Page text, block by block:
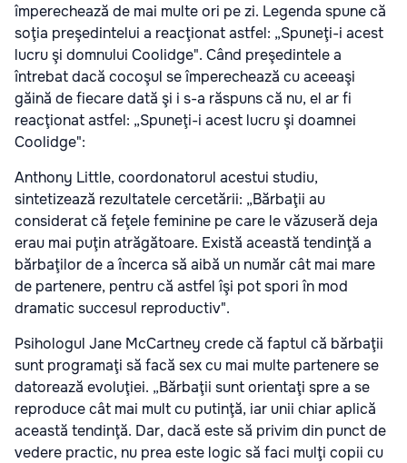
împerechează de mai multe ori pe zi. Legenda spune că
soţia preşedintelui a reacţionat astfel: „Spuneţi-i acest
lucru şi domnului Coolidge". Când preşedintele a
întrebat dacă cocoşul se împerechează cu aceeaşi
găină de fiecare dată şi i s-a răspuns că nu, el ar fi
reacţionat astfel: „Spuneţi-i acest lucru şi doamnei
Coolidge":
Anthony Little, coordonatorul acestui studiu,
sintetizează rezultatele cercetării: „Bărbaţii au
considerat că feţele feminine pe care le văzuseră deja
erau mai puţin atrăgătoare. Există această tendinţă a
bărbaţilor de a încerca să aibă un număr cât mai mare
de partenere, pentru că astfel îşi pot spori în mod
dramatic succesul reproductiv".
Psihologul Jane McCartney crede că faptul că bărbaţii
sunt programaţi să facă sex cu mai multe partenere se
datorează evoluţiei. „Bărbaţii sunt orientaţi spre a se
reproduce cât mai mult cu putinţă, iar unii chiar aplică
această tendinţă. Dar, dacă este să privim din punct de
vedere practic, nu prea este logic să faci mulţi copii cu